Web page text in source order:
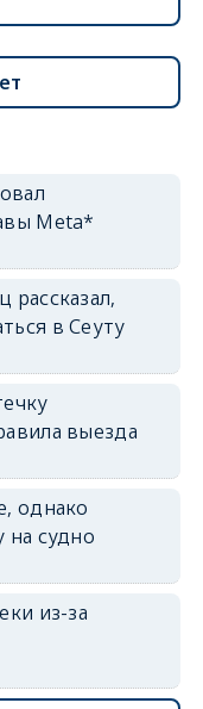
Meta*
рассказал,
в Сеуту
выезда
однако
на судно
из-за